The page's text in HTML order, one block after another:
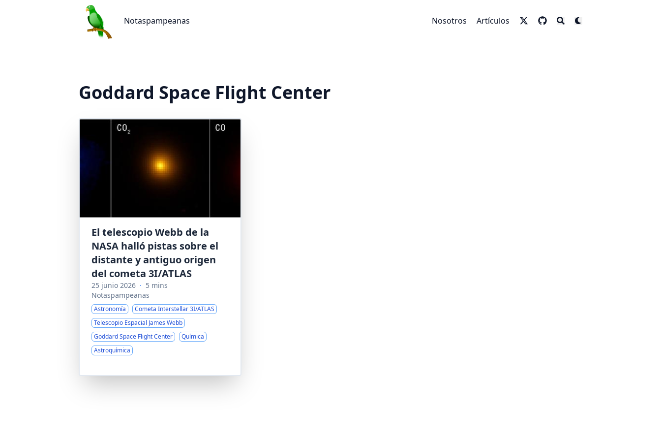
Notaspampeanas
Notaspampeanas Nosotros Artículos
Goddard Space Flight Center
El telescopio Webb de la
NASA halló pistas sobre el
distante y antiguo origen
del cometa 3I/ATLAS
25 junio 2026 · 5 mins
Notaspampeanas
Astronomía
Cometa Interstellar 3I/ATLAS
Telescopio Espacial James Webb
Goddard Space Flight Center
Química
Astroquímica